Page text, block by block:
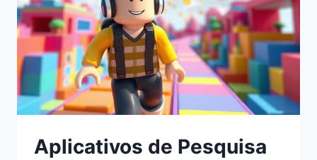
Aplicativos de Pesquisa